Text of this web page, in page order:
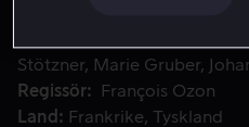
Stötzner
Marie Gruber
Regissör
François Ozon
Land
Frankrike
Tyskland